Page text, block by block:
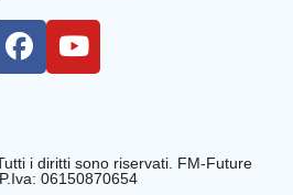
i diritti sono riservati. FM-Future
06150870654